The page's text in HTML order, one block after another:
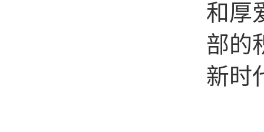
和厚
部的
新时